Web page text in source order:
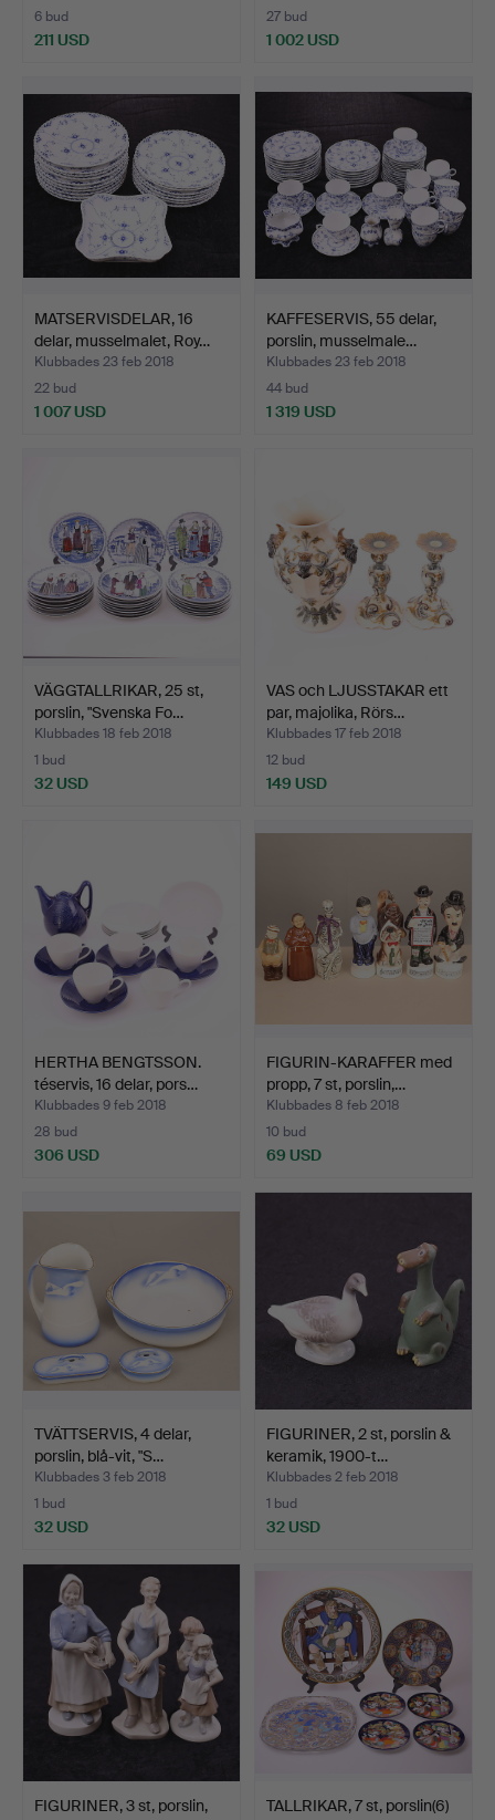
6 bud
211 USD
27 bud
1 002 USD
MATSERVISDELAR, 16
delar, musselmalet, Roy…
Klubbades 23 feb 2018
22 bud
1 007 USD
KAFFESERVIS, 55 delar,
porslin, musselmale…
Klubbades 23 feb 2018
44 bud
1 319 USD
VÄGGTALLRIKAR, 25 st,
porslin, "Svenska Fo…
Klubbades 18 feb 2018
1 bud
32 USD
VAS och LJUSSTAKAR ett
par, majolika, Rörs…
Klubbades 17 feb 2018
12 bud
149 USD
HERTHA BENGTSSON.
téservis, 16 delar, pors…
Klubbades 9 feb 2018
28 bud
306 USD
FIGURIN-KARAFFER med
propp, 7 st, porslin,…
Klubbades 8 feb 2018
10 bud
69 USD
TVÄTTSERVIS, 4 delar,
porslin, blå-vit, "S…
Klubbades 3 feb 2018
1 bud
32 USD
FIGURINER, 2 st, porslin &
keramik, 1900-t…
Klubbades 2 feb 2018
1 bud
32 USD
FIGURINER, 3 st, porslin,
TALLRIKAR, 7 st, porslin(6)